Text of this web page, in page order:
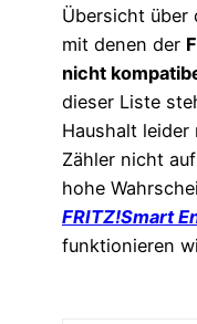
Übersicht über
mit denen der
nicht
dieser Liste
Haushalt
Zähler nicht
hohe
FRITZ!Smart
funktionieren